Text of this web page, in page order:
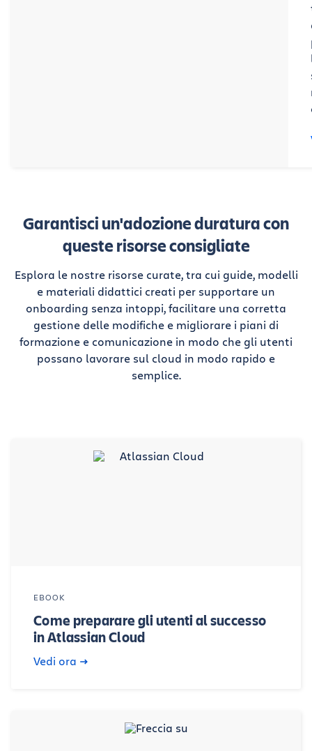
Garantisci un'adozione duratura con
queste risorse consigliate
Esplora le nostre risorse curate, tra cui guide, modelli
e materiali didattici creati per supportare un
onboarding senza intoppi, facilitare una corretta
gestione delle modifiche e migliorare i piani di
formazione e comunicazione in modo che gli utenti
possano lavorare sul cloud in modo rapido e
semplice.
EBOOK
Come preparare gli utenti al successo
in Atlassian Cloud
Vedi ora